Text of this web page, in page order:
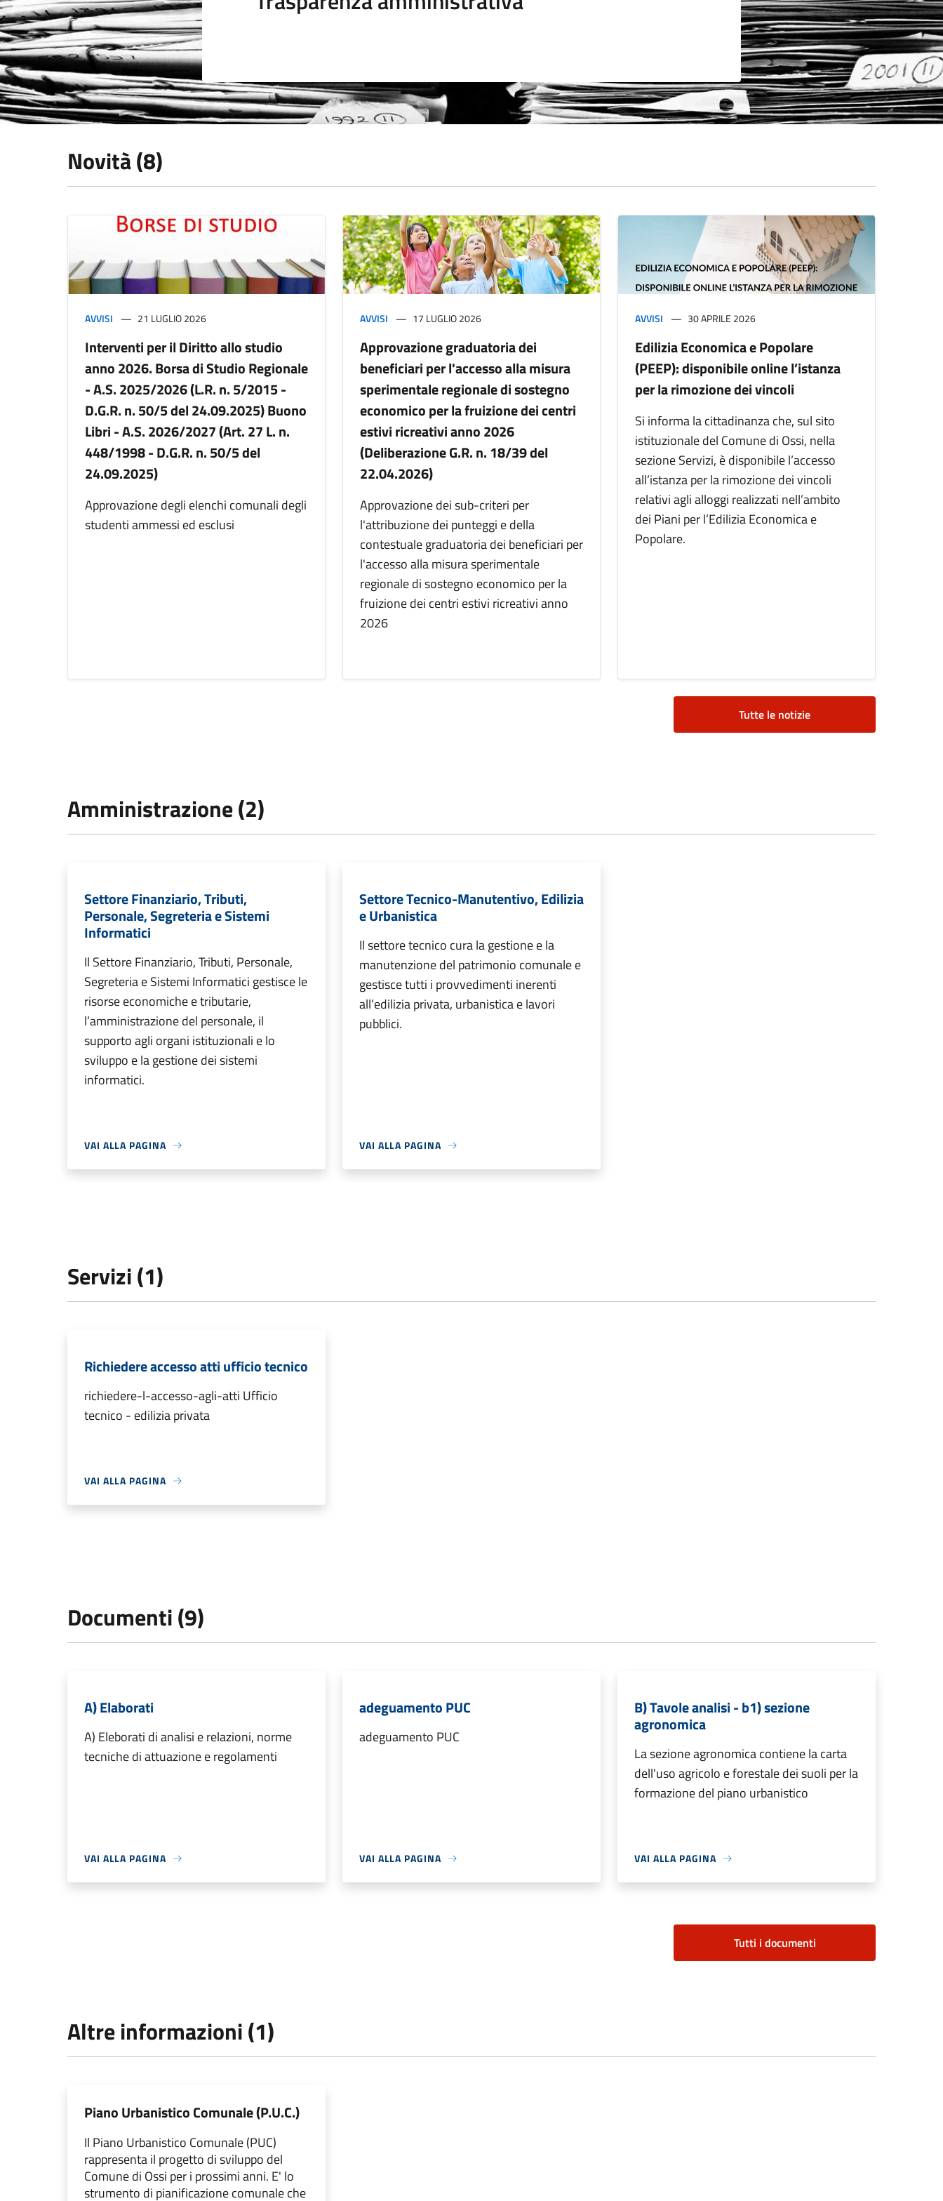
Novità (8)
AVVISI 21 LUGLIO 2026
Interventi per il Diritto allo studio
anno 2026. Borsa di Studio Regionale
- A.S. 2025/2026 (L.R. n. 5/2015 -
D.G.R. n. 50/5 del 24.09.2025) Buono
Libri - A.S. 2026/2027 (Art. 27 L. n.
448/1998 - D.G.R. n. 50/5 del
24.09.2025)
Approvazione degli elenchi comunali degli
studenti ammessi ed esclusi
AVVISI 17 LUGLIO 2026
Approvazione graduatoria dei
beneficiari per l'accesso alla misura
sperimentale regionale di sostegno
economico per la fruizione dei centri
estivi ricreativi anno 2026
(Deliberazione G.R. n. 18/39 del
22.04.2026)
Approvazione dei sub-criteri per
l'attribuzione dei punteggi e della
contestuale graduatoria dei beneficiari per
l'accesso alla misura sperimentale
regionale di sostegno economico per la
fruizione dei centri estivi ricreativi anno
2026
AVVISI 30 APRILE 2026
Edilizia Economica e Popolare
(PEEP): disponibile online l’istanza
per la rimozione dei vincoli
Si informa la cittadinanza che, sul sito
istituzionale del Comune di Ossi, nella
sezione Servizi, è disponibile l’accesso
all’istanza per la rimozione dei vincoli
relativi agli alloggi realizzati nell’ambito
dei Piani per l’Edilizia Economica e
Popolare.
Tutte le notizie
Amministrazione (2)
Settore Finanziario, Tributi,
Personale, Segreteria e Sistemi
Informatici
Il Settore Finanziario, Tributi, Personale,
Segreteria e Sistemi Informatici gestisce le
risorse economiche e tributarie,
l’amministrazione del personale, il
supporto agli organi istituzionali e lo
sviluppo e la gestione dei sistemi
informatici.
VAI ALLA PAGINA
Settore Tecnico-Manutentivo, Edilizia
e Urbanistica
Il settore tecnico cura la gestione e la
manutenzione del patrimonio comunale e
gestisce tutti i provvedimenti inerenti
all’edilizia privata, urbanistica e lavori
pubblici.
VAI ALLA PAGINA
Servizi (1)
Richiedere accesso atti ufficio tecnico
richiedere-l-accesso-agli-atti Ufficio
tecnico - edilizia privata
VAI ALLA PAGINA
Documenti (9)
A) Elaborati
A) Eleborati di analisi e relazioni, norme
tecniche di attuazione e regolamenti
VAI ALLA PAGINA
adeguamento PUC
adeguamento PUC
VAI ALLA PAGINA
B) Tavole analisi - b1) sezione
agronomica
La sezione agronomica contiene la carta
dell'uso agricolo e forestale dei suoli per la
formazione del piano urbanistico
VAI ALLA PAGINA
Tutti i documenti
Altre informazioni (1)
Piano Urbanistico Comunale (P.U.C.)
Il Piano Urbanistico Comunale (PUC)
rappresenta il progetto di sviluppo del
Comune di Ossi per i prossimi anni. E' lo
strumento di pianificazione comunale che